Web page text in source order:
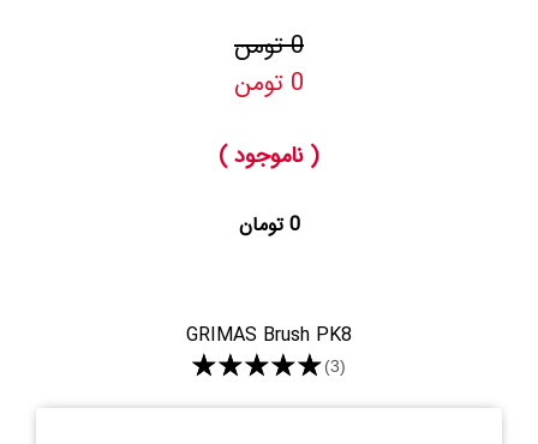
0 تومن
0 تومن
( ناموجود )
0 تومان
GRIMAS Brush PK8
★★★★★(3)